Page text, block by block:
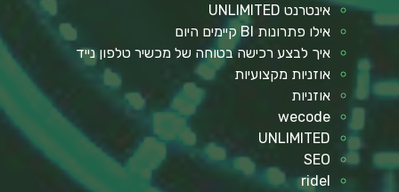
אינטרנט UNLIMITED
אילו פתרונות BI קיימים היום
איך לבצע רכישה בטוחה של מכשיר טלפון נייד
אוזניות מקצועיות
אוזניות
wecode
UNLIMITED
SEO
ridel